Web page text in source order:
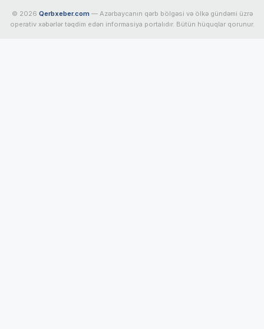
© 2026 Qerbxeber.com — Azərbaycanın qərb bölgəsi və ölkə gündəmi üzrə
operativ xəbərlər təqdim edən informasiya portalıdır. Bütün hüquqlar qorunur.